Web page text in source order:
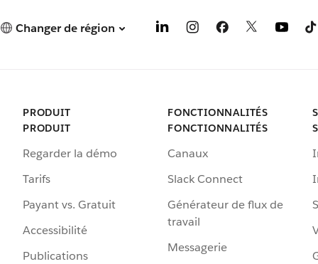
Changer de région
PRODUIT
PRODUIT
Regarder la démo
Tarifs
Payant vs. Gratuit
Accessibilité
Publications
FONCTIONNALITÉS
FONCTIONNALITÉS
Canaux
Slack Connect
Générateur de flux de
travail
Messagerie